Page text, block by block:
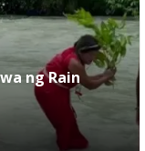
ng Rain